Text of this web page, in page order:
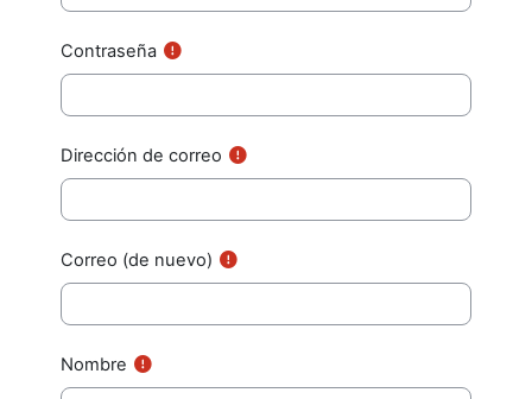
Contraseña
Dirección de correo
Correo (de nuevo)
Nombre